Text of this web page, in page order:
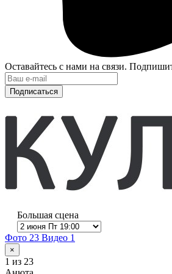
Оставайтесь с нами на связи.
Подписаться
Большая сцена
Фото 23 Видео 1
×
1 из 23